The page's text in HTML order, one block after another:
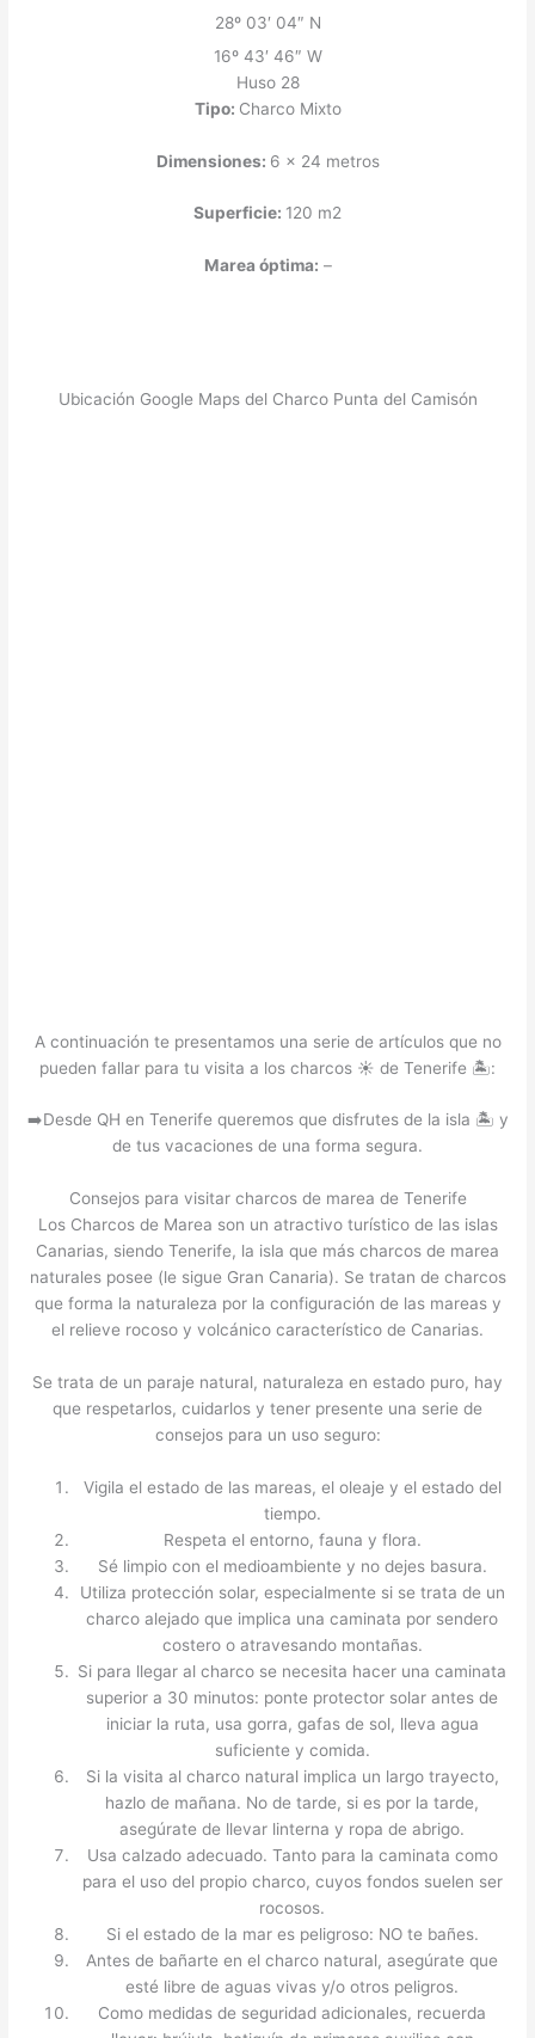
28º 03′ 04″ N
16º 43′ 46″ W
Huso 28
Tipo: Charco Mixto
Dimensiones: 6 x 24 metros
Superficie: 120 m2
Marea óptima: –
Ubicación Google Maps del Charco Punta del Camisón
A continuación te presentamos una serie de artículos que no
pueden fallar para tu visita a los charcos ☀️ de Tenerife 🏝️:
➡️Desde QH en Tenerife queremos que disfrutes de la isla 🏝️ y
de tus vacaciones de una forma segura.
Consejos para visitar charcos de marea de Tenerife
Los Charcos de Marea son un atractivo turístico de las islas
Canarias, siendo Tenerife, la isla que más charcos de marea
naturales posee (le sigue Gran Canaria). Se tratan de charcos
que forma la naturaleza por la configuración de las mareas y
el relieve rocoso y volcánico característico de Canarias.
Se trata de un paraje natural, naturaleza en estado puro, hay
que respetarlos, cuidarlos y tener presente una serie de
consejos para un uso seguro:
Vigila el estado de las mareas, el oleaje y el estado del
tiempo.
Respeta el entorno, fauna y flora.
Sé limpio con el medioambiente y no dejes basura.
Utiliza protección solar, especialmente si se trata de un
charco alejado que implica una caminata por sendero
costero o atravesando montañas.
Si para llegar al charco se necesita hacer una caminata
superior a 30 minutos: ponte protector solar antes de
iniciar la ruta, usa gorra, gafas de sol, lleva agua
suficiente y comida.
Si la visita al charco natural implica un largo trayecto,
hazlo de mañana. No de tarde, si es por la tarde,
asegúrate de llevar linterna y ropa de abrigo.
Usa calzado adecuado. Tanto para la caminata como
para el uso del propio charco, cuyos fondos suelen ser
rocosos.
Si el estado de la mar es peligroso: NO te bañes.
Antes de bañarte en el charco natural, asegúrate que
esté libre de aguas vivas y/o otros peligros.
Como medidas de seguridad adicionales, recuerda